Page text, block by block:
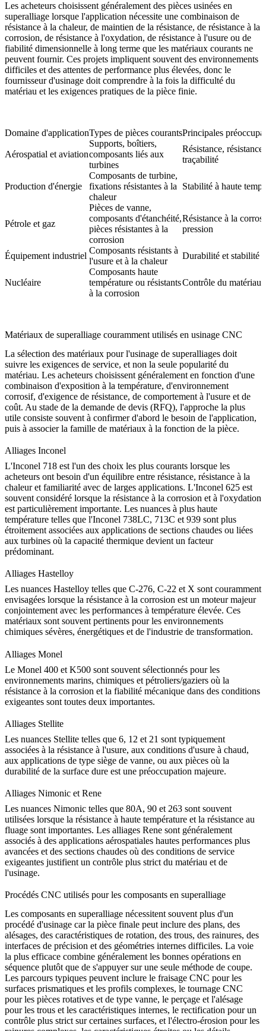
Les acheteurs choisissent généralement des pièces usinées en
superalliage lorsque l'application nécessite une combinaison de
résistance à la chaleur, de maintien de la résistance, de résistance à la
corrosion, de résistance à l'oxydation, de résistance à l'usure ou de
fiabilité dimensionnelle à long terme que les matériaux courants ne
peuvent fournir. Ces projets impliquent souvent des environnements
difficiles et des attentes de performance plus élevées, donc le
fournisseur d'usinage doit comprendre à la fois la difficulté du
matériau et les exigences pratiques de la pièce finie.
Domaine d'applicationTypes de pièces courantsPrincipales
Aérospatial et aviation
Supports, boîtiers,
composants liés aux
turbines
Résistance,
traçabilité
Production d'énergie
Composants de turbine,
fixations résistantes à la
chaleur
Stabilité à haute
Pétrole et gaz
Pièces de vanne,
composants d'étanchéité,
pièces résistantes à la
corrosion
Résistance à la
pression
Équipement industriel
Composants résistants à
l'usure et à la chaleur
Durabilité et stabilité
Nucléaire
Composants haute
température ou résistants
à la corrosion
Contrôle du matériau
Matériaux de superalliage couramment utilisés en usinage CNC
La sélection des matériaux pour l'usinage de superalliages doit
suivre les exigences de service, et non la seule popularité du
matériau. Les acheteurs choisissent généralement en fonction d'une
combinaison d'exposition à la température, d'environnement
corrosif, d'exigence de résistance, de comportement à l'usure et de
coût. Au stade de la demande de devis (RFQ), l'approche la plus
utile consiste souvent à confirmer d'abord le besoin de l'application,
puis à associer la famille de matériaux à la fonction de la pièce.
Alliages Inconel
L'Inconel 718 est l'un des choix les plus courants lorsque les
acheteurs ont besoin d'un équilibre entre résistance, résistance à la
chaleur et familiarité avec de larges applications. L'Inconel 625 est
souvent considéré lorsque la résistance à la corrosion et à l'oxydation
est particulièrement importante. Les nuances à plus haute
température telles que l'Inconel 738LC, 713C et 939 sont plus
étroitement associées aux applications de sections chaudes ou liées
aux turbines où la capacité thermique devient un facteur
prédominant.
Alliages Hastelloy
Les nuances Hastelloy telles que C-276, C-22 et X sont couramment
envisagées lorsque la résistance à la corrosion est un moteur majeur
conjointement avec les performances à température élevée. Ces
matériaux sont souvent pertinents pour les environnements
chimiques sévères, énergétiques et de l'industrie de transformation.
Alliages Monel
Le Monel 400 et K500 sont souvent sélectionnés pour les
environnements marins, chimiques et pétroliers/gaziers où la
résistance à la corrosion et la fiabilité mécanique dans des conditions
exigeantes sont toutes deux importantes.
Alliages Stellite
Les nuances Stellite telles que 6, 12 et 21 sont typiquement
associées à la résistance à l'usure, aux conditions d'usure à chaud,
aux applications de type siège de vanne, ou aux pièces où la
durabilité de la surface dure est une préoccupation majeure.
Alliages Nimonic et Rene
Les nuances Nimonic telles que 80A, 90 et 263 sont souvent
utilisées lorsque la résistance à haute température et la résistance au
fluage sont importantes. Les alliages Rene sont généralement
associés à des applications aérospatiales hautes performances plus
avancées et des sections chaudes où des conditions de service
exigeantes justifient un contrôle plus strict du matériau et de
l'usinage.
Procédés CNC utilisés pour les composants en superalliage
Les composants en superalliage nécessitent souvent plus d'un
procédé d'usinage car la pièce finale peut inclure des plans, des
alésages, des caractéristiques de rotation, des trous, des rainures, des
interfaces de précision et des géométries internes difficiles. La voie
la plus efficace combine généralement les bonnes opérations en
séquence plutôt que de s'appuyer sur une seule méthode de coupe.
Les parcours typiques peuvent inclure le fraisage CNC pour les
surfaces prismatiques et les profils complexes, le tournage CNC
pour les pièces rotatives et de type vanne, le perçage et l'alésage
pour les trous et les caractéristiques internes, le rectification pour un
contrôle plus strict sur certaines surfaces, et l'électro-érosion pour les